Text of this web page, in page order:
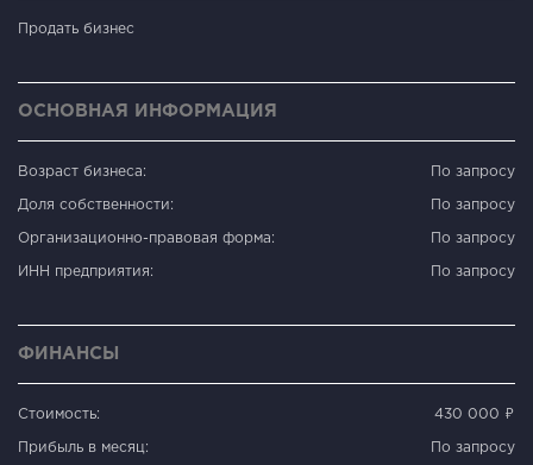
Продать бизнес
ОСНОВНАЯ ИНФОРМАЦИЯ
Возраст бизнеса: По запросу
Доля собственности: По запросу
Организационно-правовая форма: По запросу
ИНН предприятия: По запросу
ФИНАНСЫ
Стоимость: 430 000 ₽
Прибыль в месяц: По запросу